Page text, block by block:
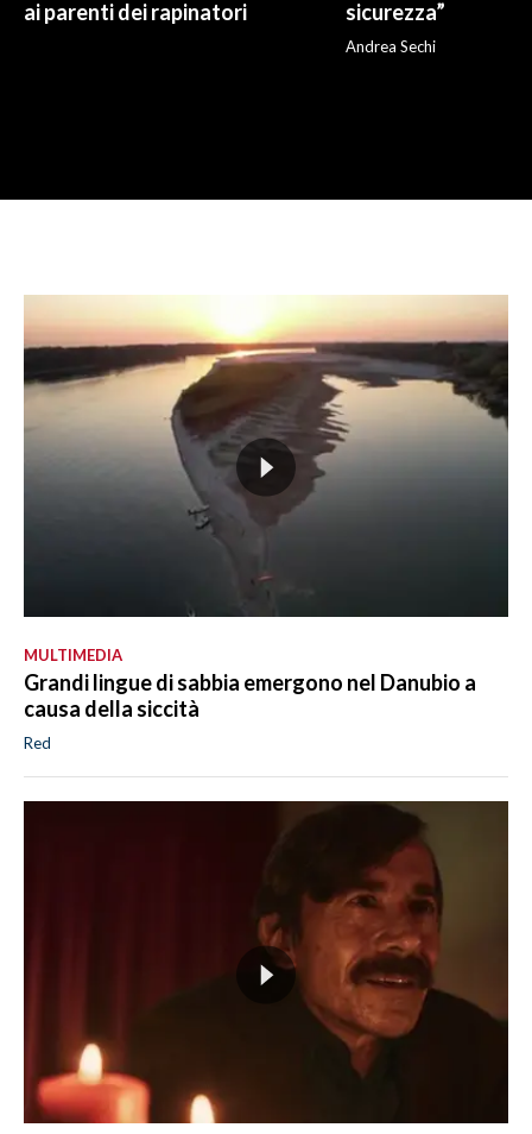
ai parenti dei rapinatori
sicurezza”
Andrea Sechi
MULTIMEDIA
Grandi lingue di sabbia emergono nel Danubio a
causa della siccità
Red